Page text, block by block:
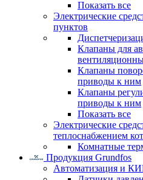
Показать все
Электрические
пунктов
Клапаны для
Клапаны
приводы к ним
Клапаны
приводы к ним
Показать все
Электрические
теплоснабжением
Комнатные
Продукция Grundfos
Автоматизация и